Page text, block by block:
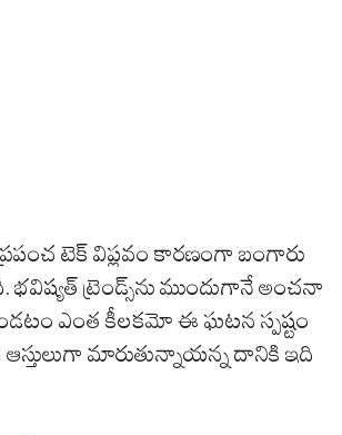
టెక్ విప్లవం కారణంగా బంగారు
ట్రెండ్స్‌ను ముందుగానే అంచనా
ఎంత కీలకమో ఈ ఘటన స్పష్టం
మారుతున్నాయన్న దానికి ఇది